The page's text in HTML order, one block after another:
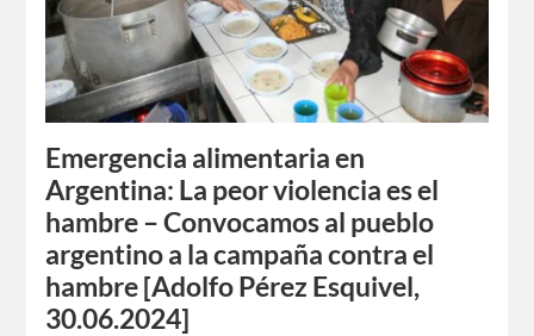
Emergencia alimentaria en
Argentina: La peor violencia es el
hambre – Convocamos al pueblo
argentino a la campaña contra el
hambre [Adolfo Pérez Esquivel,
30.06.2024]